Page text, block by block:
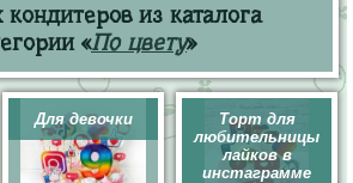
из каталога
«По цвету»
Для девочки
Торт для
любительницы
лайков в
инстаграмме